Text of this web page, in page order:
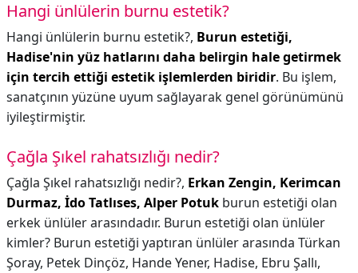
Hangi ünlülerin burnu estetik?
Hangi ünlülerin burnu estetik?, Burun estetiği,
Hadise'nin yüz hatlarını daha belirgin hale getirmek
için tercih ettiği estetik işlemlerden biridir. Bu işlem,
sanatçının yüzüne uyum sağlayarak genel görünümünü
iyileştirmiştir.
Çağla Şıkel rahatsızlığı nedir?
Çağla Şıkel rahatsızlığı nedir?, Erkan Zengin, Kerimcan
Durmaz, İdo Tatlıses, Alper Potuk burun estetiği olan
erkek ünlüler arasındadır. Burun estetiği olan ünlüler
kimler? Burun estetiği yaptıran ünlüler arasında Türkan
Şoray, Petek Dinçöz, Hande Yener, Hadise, Ebru Şallı,